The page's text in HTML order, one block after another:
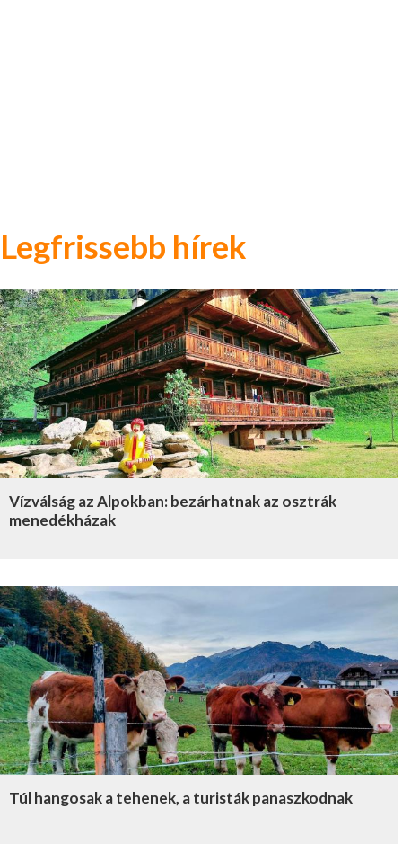
Legfrissebb hírek
Vízválság az Alpokban: bezárhatnak az osztrák
menedékházak
Túl hangosak a tehenek, a turisták panaszkodnak